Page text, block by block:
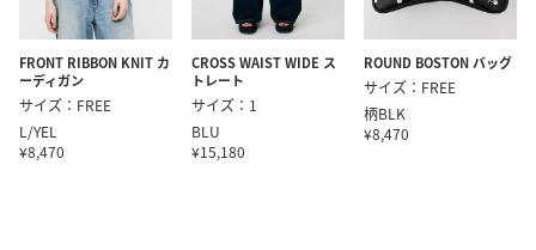
FRONT RIBBON KNIT カ
ーディガン
サイズ：FREE
L/YEL
¥8,470
CROSS WAIST WIDE ス
トレート
サイズ：1
BLU
¥15,180
ROUND BOSTON バッグ
サイズ：FREE
柄BLK
¥8,470